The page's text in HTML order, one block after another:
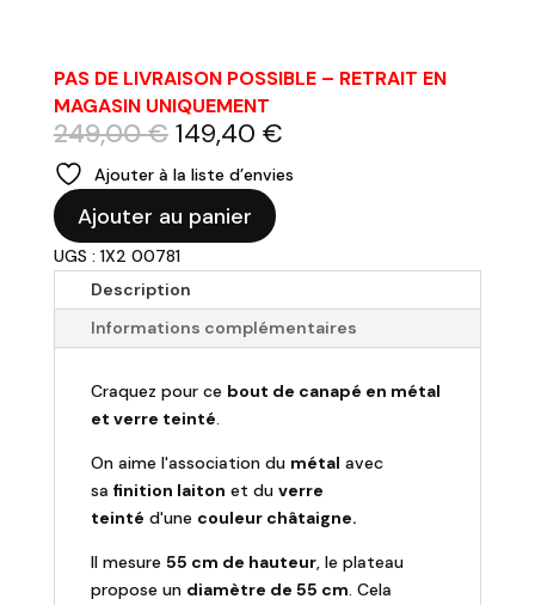
PAS DE LIVRAISON POSSIBLE – RETRAIT EN
MAGASIN UNIQUEMENT
249,00€ Le
prix
initial
était :
249,00 €.
149,40 €Le
actuel
Ajouter à la liste d’envies
quantité
de
Bout
canapé
Ajouter au panier
UGS : 1X2 00781
Description
Informations complémentaires
Craquez pour ce bout de canapé en métal
et verre teinté.
On aime l'association du métal avec
sa finition laiton et du verre
teinté d'une couleur châtaigne.
Il mesure 55 cm de hauteur, le plateau
propose un diamètre de 55 cm. Cela